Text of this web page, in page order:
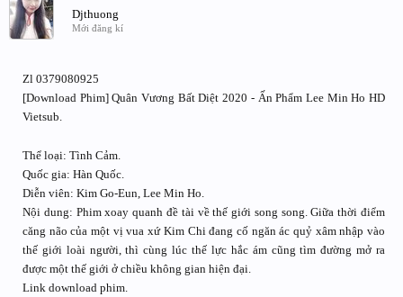
Djthuong
Mới đăng kí
Zl 0379080925
[Download Phim] Quân Vương Bất Diệt 2020 - Ấn Phẩm Lee Min Ho HD
Vietsub.
Thể loại: Tình Cảm.
Quốc gia: Hàn Quốc.
Diễn viên: Kim Go-Eun, Lee Min Ho.
Nội dung: Phim xoay quanh đề tài về thế giới song song. Giữa thời điểm
căng não của một vị vua xứ Kim Chi đang cố ngăn ác quỷ xâm nhập vào
thế giới loài người, thì cùng lúc thế lực hắc ám cũng tìm đường mở ra
được một thế giới ở chiều không gian hiện đại.
Link download phim.